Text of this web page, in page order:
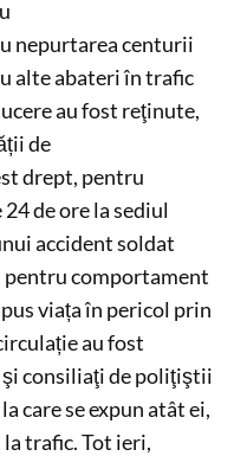
nepurtarea centurii
alte abateri în trafic
au fost reţinute,
de
drept, pentru
de ore la sediul
accident soldat
pentru comportament
viața în pericol prin
au fost
consiliaţi de poliţiştii
care se expun atât ei,
trafic. Tot ieri,